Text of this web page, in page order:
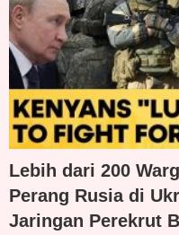
Lebih dari 200
Perang Rusia di
Jaringan Perekrut